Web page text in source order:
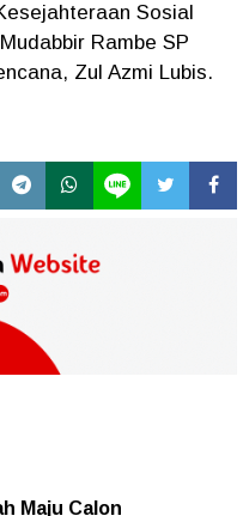
Sosial
Rambe SP
Zul Azmi Lubis.
Maju Calon